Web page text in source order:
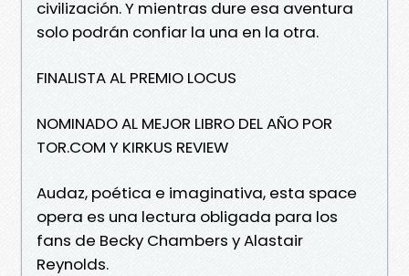
civilización. Y mientras dure esa aventura
solo podrán confiar la una en la otra.
FINALISTA AL PREMIO LOCUS
NOMINADO AL MEJOR LIBRO DEL AÑO POR
TOR.COM Y KIRKUS REVIEW
Audaz, poética e imaginativa, esta space
opera es una lectura obligada para los
fans de Becky Chambers y Alastair
Reynolds.